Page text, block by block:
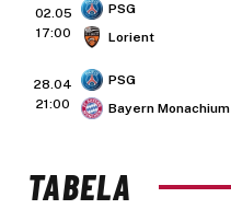
02.05
17:00
PSG
Lorient
28.04
21:00
PSG
Bayern Monachium
TABELA